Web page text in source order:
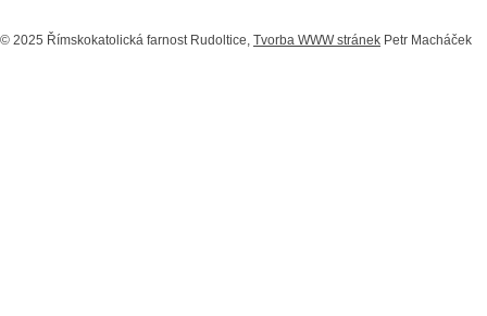
© 2025 Římskokatolická farnost Rudoltice, Tvorba WWW stránek Petr Macháček